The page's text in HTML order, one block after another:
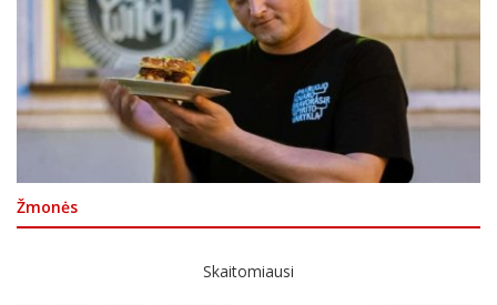
Žmonės
Skaitomiausi